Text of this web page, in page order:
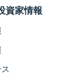
資家情報